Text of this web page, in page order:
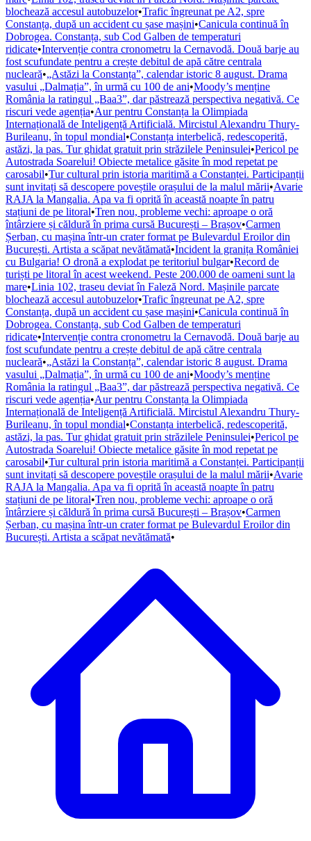
blochează accesul autobuzelor•Trafic îngreunat pe A2, spre
Constanța, după un accident cu șase mașini•Canicula continuă în
Dobrogea. Constanța, sub Cod Galben de temperaturi
ridicate•Intervenție contra cronometru la Cernavodă. Două barje au
fost scufundate pentru a crește debitul de apă către centrala
nucleară•„Astăzi la Constanța”, calendar istoric 8 august. Drama
vasului „Dalmația”, în urmă cu 100 de ani•Moody’s menține
România la ratingul „Baa3”, dar păstrează perspectiva negativă. Ce
riscuri vede agenția•Aur pentru Constanța la Olimpiada
Internațională de Inteligență Artificială. Mircistul Alexandru Thury-
Burileanu, în topul mondial•Constanța interbelică, redescoperită,
astăzi, la pas. Tur ghidat gratuit prin străzilele Peninsulei•Pericol pe
Autostrada Soarelui! Obiecte metalice găsite în mod repetat pe
carosabil•Tur cultural prin istoria maritimă a Constanței. Participanții
sunt invitați să descopere poveștile orașului de la malul mării•Avarie
RAJA la Mangalia. Apa va fi oprită în această noapte în patru
stațiuni de pe litoral•Tren nou, probleme vechi: aproape o oră
întârziere și căldură în prima cursă București – Brașov•Carmen
Șerban, cu mașina într-un crater format pe Bulevardul Eroilor din
București. Artista a scăpat nevătămată•Incident la granița României
cu Bulgaria! O dronă a explodat pe teritoriul bulgar•Record de
turiști pe litoral în acest weekend. Peste 200.000 de oameni sunt la
mare•Linia 102, traseu deviat în Faleză Nord. Mașinile parcate
blochează accesul autobuzelor•Trafic îngreunat pe A2, spre
Constanța, după un accident cu șase mașini•Canicula continuă în
Dobrogea. Constanța, sub Cod Galben de temperaturi
ridicate•Intervenție contra cronometru la Cernavodă. Două barje au
fost scufundate pentru a crește debitul de apă către centrala
nucleară•„Astăzi la Constanța”, calendar istoric 8 august. Drama
vasului „Dalmația”, în urmă cu 100 de ani•Moody’s menține
România la ratingul „Baa3”, dar păstrează perspectiva negativă. Ce
riscuri vede agenția•Aur pentru Constanța la Olimpiada
Internațională de Inteligență Artificială. Mircistul Alexandru Thury-
Burileanu, în topul mondial•Constanța interbelică, redescoperită,
astăzi, la pas. Tur ghidat gratuit prin străzilele Peninsulei•Pericol pe
Autostrada Soarelui! Obiecte metalice găsite în mod repetat pe
carosabil•Tur cultural prin istoria maritimă a Constanței. Participanții
sunt invitați să descopere poveștile orașului de la malul mării•Avarie
RAJA la Mangalia. Apa va fi oprită în această noapte în patru
stațiuni de pe litoral•Tren nou, probleme vechi: aproape o oră
întârziere și căldură în prima cursă București – Brașov•Carmen
Șerban, cu mașina într-un crater format pe Bulevardul Eroilor din
București. Artista a scăpat nevătămată•